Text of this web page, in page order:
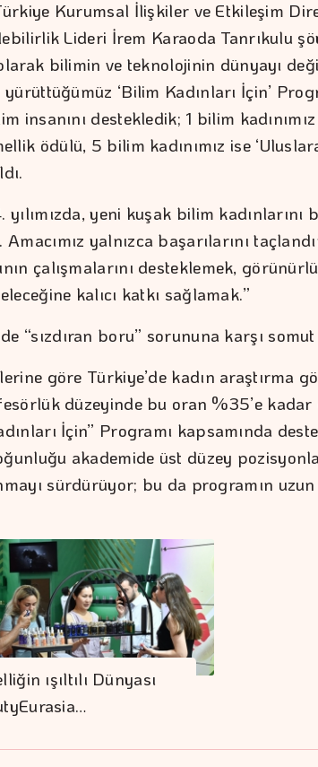
Kurumsal İlişkiler ve Etkileşim
Lideri İrem Karaoda Tanrıkulu
bilimin ve teknolojinin dünyayı
yürüttüğümüz ‘Bilim Kadınları İçin’
insanını destekledik; 1 bilim
ödülü, 5 bilim kadınımız ise
yılımızda, yeni kuşak bilim kadınlarını
Amacımız yalnızca başarılarını
çalışmalarını desteklemek,
kalıcı katkı sağlamak.”
“sızdıran boru” sorununa karşı somut
göre Türkiye’de kadın araştırma
düzeyinde bu oran %35’e kadar
İçin” Programı kapsamında
akademide üst düzey
sürdürüyor; bu da programın
ışıltılı Dünyası